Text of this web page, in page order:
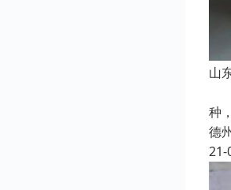
山
种
德
21-